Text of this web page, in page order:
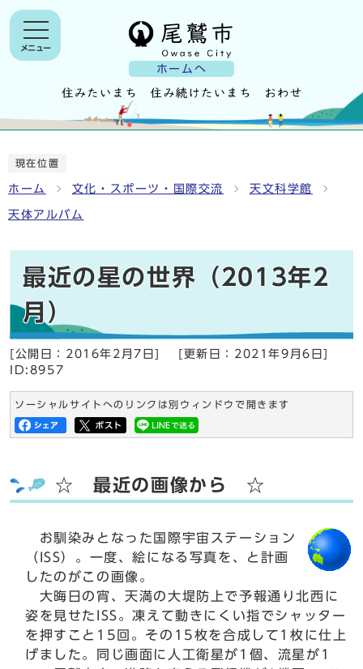
ホームへ
メニュー
現在位置
ホーム 文化・スポーツ・国際交流 天文科学館
天体アルバム
最近の星の世界（2013年2
月）
[公開日： 2016年2月7日 [更新日： 2021年9月6日
ID:8957
ソーシャルサイトへのリンクは別ウィンドウで開きます
☆ 最近の画像から ☆
お馴染みとなった国際宇宙ステーション
（ISS）。一度、絵になる写真を、と計画
したのがこの画像。
大晦日の宵、天満の大堤防上で予報通り北西に
姿を見せたISS。凍えて動きにくい指でシャッター
を押すこと15回。その15枚を合成して1枚に仕上
げました。同じ画面に人工衛星が1個、流星が1